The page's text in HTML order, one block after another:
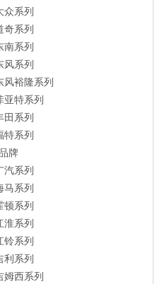
众系列
奇系列
南系列
风系列
风裕隆系列
亚特系列
田系列
特系列
牌
汽系列
马系列
顿系列
淮系列
铃系列
利系列
姆西系列